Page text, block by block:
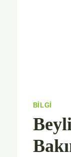
BILGI